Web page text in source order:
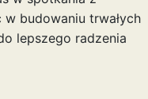
budowaniu trwałych
lepszego radzenia